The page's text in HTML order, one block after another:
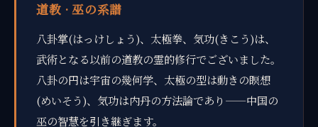
道教 · 巫の系譜
八卦掌(はっけしょう)、太極拳、気功(きこう)は、
武術となる以前の道教の霊的修行でございました。
八卦の円は宇宙の幾何学、太極の型は動きの瞑想
(めいそう)、気功は内丹の方法論であり——中国の
巫の智慧を引き継ぎます。